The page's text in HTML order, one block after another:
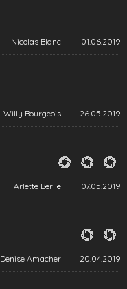
Nicolas Blanc 01.06.2019
Willy Bourgeois 26.05.2019
Arlette Berlie 07.05.2019
Denise Amacher 20.04.2019